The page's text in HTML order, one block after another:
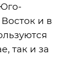
и в
так и за